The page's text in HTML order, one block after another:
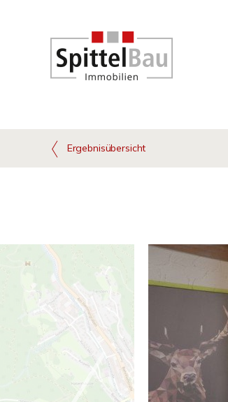
Ergebnisübersicht